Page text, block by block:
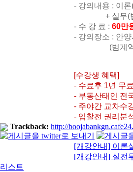
- 강의내용 : 이
+ 실무(법원/
- 수 강 료 : 60만
- 강의장소 : 안
(범계역 3번
[수강생 혜택]
- 수료후 1년 무
- 부동산태인 전
- 주야간 교차수
- 입찰전 권리분
Trackback: http://
[개강안내] 이론
[개강안내] 실전
리스트